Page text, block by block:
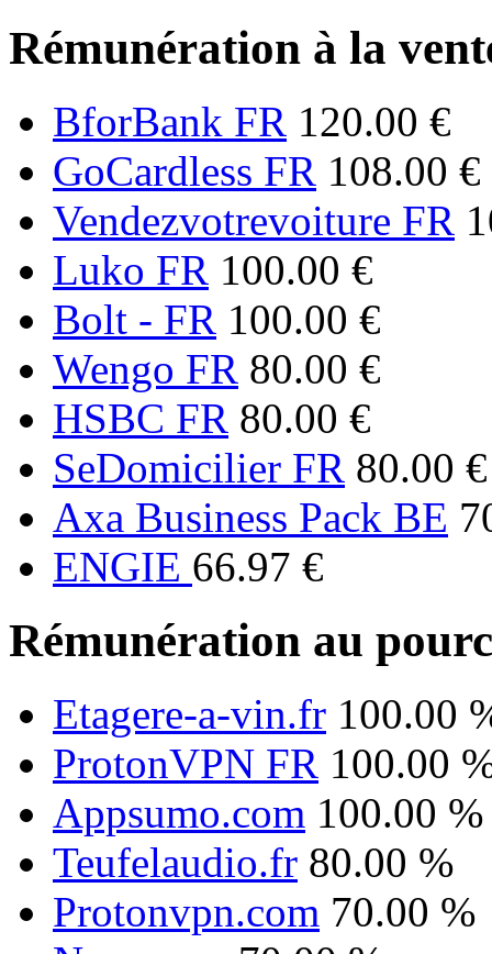
Rémunération à la
BforBank FR 120.00 €
GoCardless FR 108.00 €
Vendezvotrevoiture FR
Luko FR 100.00 €
Bolt - FR 100.00 €
Wengo FR 80.00 €
HSBC FR 80.00 €
SeDomicilier FR 80.00 €
Axa Business Pack BE
ENGIE 66.97 €
Rémunération au
Etagere-a-vin.fr 100.00
ProtonVPN FR 100.00
Appsumo.com 100.00 %
Teufelaudio.fr 80.00 %
Protonvpn.com 70.00 %